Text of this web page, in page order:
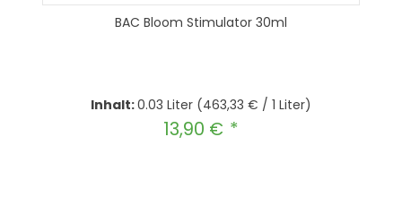
BAC Bloom Stimulator 30ml
Inhalt:0.03 Liter (463,33 € / 1 Liter)
Regulärer Preis:
13,90 €